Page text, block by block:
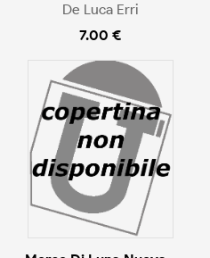
De Luca Erri
7.00 €